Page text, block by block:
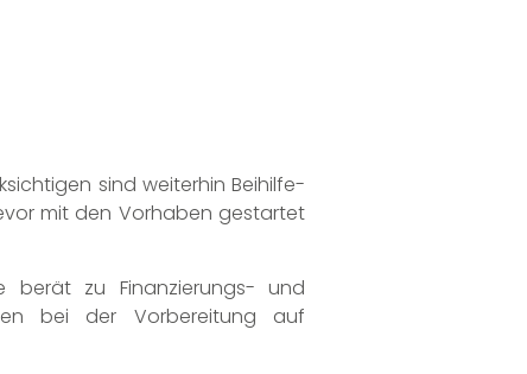
sind weiterhin Beihilfe-
mit den Vorhaben gestartet
berät zu Finanzierungs- und
bei der Vorbereitung auf